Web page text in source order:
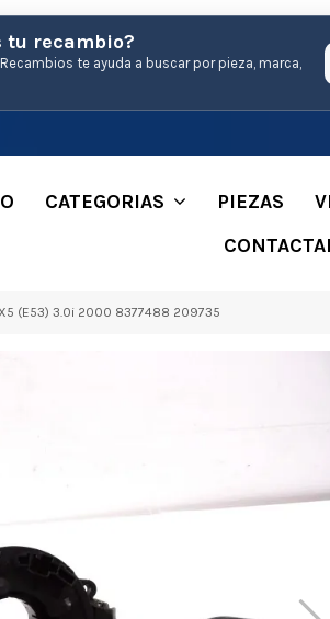
tu recambio?
te ayuda a buscar por pieza, marca,
CATEGORIAS PIEZAS
X5 (E53) 3.0i 2000 8377488 209735